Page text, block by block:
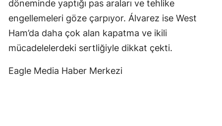
döneminde yaptığı pas araları ve tehlike
engellemeleri göze çarpıyor. Álvarez ise West
Ham’da daha çok alan kapatma ve ikili
mücadelelerdeki sertliğiyle dikkat çekti.
Eagle Media Haber Merkezi